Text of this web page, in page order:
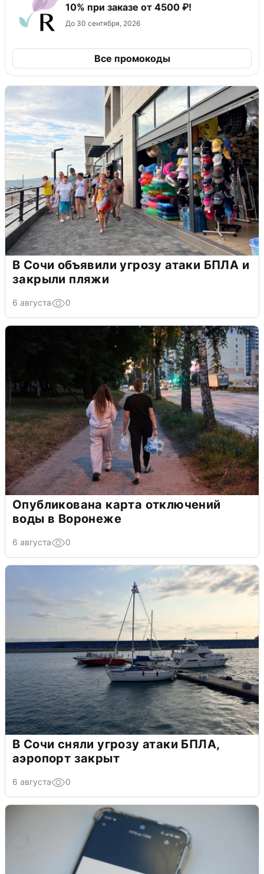
10% при заказе от 4500 ₽!
До 30 сентября, 2026
Все промокоды
В Сочи объявили угрозу атаки БПЛА и
закрыли пляжи
6 августа 0
Опубликована карта отключений
воды в Воронеже
6 августа 0
В Сочи сняли угрозу атаки БПЛА,
аэропорт закрыт
6 августа 0